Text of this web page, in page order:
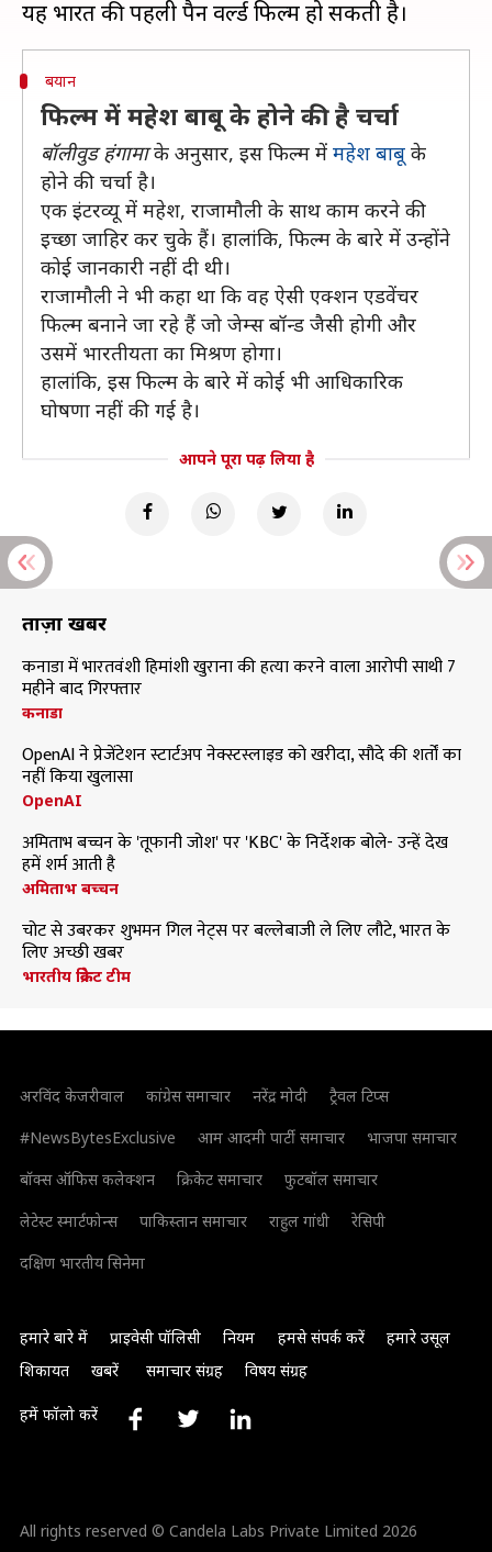
बयान
फिल्म में महेश बाबू के होने की है चर्चा
बॉलीवुड हंगामाके अनुसार, इस फिल्म में महेश बाबू के
होने की चर्चा है।
एक इंटरव्यू में महेश, राजामौली के साथ काम करने की
इच्छा जाहिर कर चुके हैं। हालांकि, फिल्म के बारे में उन्होंने
कोई जानकारी नहीं दी थी।
राजामौली ने भी कहा था कि वह ऐसी एक्शन एडवेंचर
फिल्म बनाने जा रहे हैं जो जेम्स बॉन्ड जैसी होगी और
उसमें भारतीयता का मिश्रण होगा।
हालांकि, इस फिल्म के बारे में कोई भी आधिकारिक
घोषणा नहीं की गई है।
आपने पूरा पढ़ लिया है
ताज़ा खबरें
कनाडा में भारतवंशी हिमांशी खुराना की हत्या करने वाला आरोपी साथी 7
महीने बाद गिरफ्तार
कनाडा
OpenAI ने प्रेजेंटेशन स्टार्टअप नेक्स्टस्लाइड को खरीदा, सौदे की शर्तों का
नहीं किया खुलासा
OpenAI
अमिताभ बच्चन के 'तूफानी जोश' पर 'KBC' के निर्देशक बोले- उन्हें देख
हमें शर्म आती है
अमिताभ बच्चन
चोट से उबरकर शुभमन गिल नेट्स पर बल्लेबाजी ले लिए लौटे, भारत के
लिए अच्छी खबर
भारतीय क्रिकेट टीम
अरविंद केजरीवाल कांग्रेस समाचार नरेंद्र मोदी
ट्रैवल टिप्स
#NewsBytesExclusive
आम आदमी पार्टी समाचार
भाजपा समाचार
बॉक्स ऑफिस कलेक्शन
क्रिकेट समाचार
फुटबॉल समाचार
लेटेस्ट स्मार्टफोन्स
पाकिस्तान समाचार राहुल गांधी
रेसिपी
दक्षिण भारतीय सिनेमा
हमारे बारे में प्राइवेसी पॉलिसी नियम हमसे संपर्क करें
हमारे उसूल
शिकायत
खबरें समाचार संग्रह विषय संग्रह
हमें फॉलो करें
All rights reserved © Candela Labs Private Limited 2026